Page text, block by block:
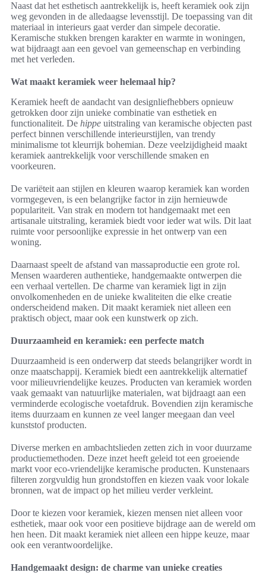
Naast dat het esthetisch aantrekkelijk is, heeft keramiek ook zijn
weg gevonden in de alledaagse levensstijl. De toepassing van dit
materiaal in interieurs gaat verder dan simpele decoratie.
Keramische stukken brengen karakter en warmte in woningen,
wat bijdraagt aan een gevoel van gemeenschap en verbinding
met het verleden.
Wat maakt keramiek weer helemaal hip?
Keramiek heeft de aandacht van designliefhebbers opnieuw
getrokken door zijn unieke combinatie van esthetiek en
functionaliteit. De hippe uitstraling van keramische objecten past
perfect binnen verschillende interieurstijlen, van trendy
minimalisme tot kleurrijk bohemian. Deze veelzijdigheid maakt
keramiek aantrekkelijk voor verschillende smaken en
voorkeuren.
De variëteit aan stijlen en kleuren waarop keramiek kan worden
vormgegeven, is een belangrijke factor in zijn hernieuwde
populariteit. Van strak en modern tot handgemaakt met een
artisanale uitstraling, keramiek biedt voor ieder wat wils. Dit laat
ruimte voor persoonlijke expressie in het ontwerp van een
woning.
Daarnaast speelt de afstand van massaproductie een grote rol.
Mensen waarderen authentieke, handgemaakte ontwerpen die
een verhaal vertellen. De charme van keramiek ligt in zijn
onvolkomenheden en de unieke kwaliteiten die elke creatie
onderscheidend maken. Dit maakt keramiek niet alleen een
praktisch object, maar ook een kunstwerk op zich.
Duurzaamheid en keramiek: een perfecte match
Duurzaamheid is een onderwerp dat steeds belangrijker wordt in
onze maatschappij. Keramiek biedt een aantrekkelijk alternatief
voor milieuvriendelijke keuzes. Producten van keramiek worden
vaak gemaakt van natuurlijke materialen, wat bijdraagt aan een
verminderde ecologische voetafdruk. Bovendien zijn keramische
items duurzaam en kunnen ze veel langer meegaan dan veel
kunststof producten.
Diverse merken en ambachtslieden zetten zich in voor duurzame
productiemethoden. Deze inzet heeft geleid tot een groeiende
markt voor eco-vriendelijke keramische producten. Kunstenaars
filteren zorgvuldig hun grondstoffen en kiezen vaak voor lokale
bronnen, wat de impact op het milieu verder verkleint.
Door te kiezen voor keramiek, kiezen mensen niet alleen voor
esthetiek, maar ook voor een positieve bijdrage aan de wereld om
hen heen. Dit maakt keramiek niet alleen een hippe keuze, maar
ook een verantwoordelijke.
Handgemaakt design: de charme van unieke creaties